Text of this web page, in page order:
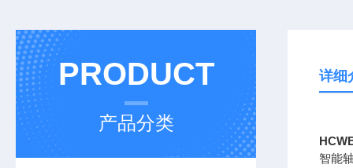
PRODUCT
产品分类
详细
智能